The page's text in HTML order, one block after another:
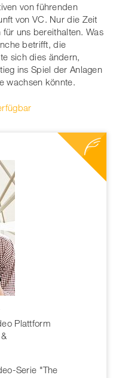
von führenden
von VC. Nur die Zeit
uns bereithalten. Was
betrifft, die
sich dies ändern,
ins Spiel der Anlagen
wachsen könnte.
Plattform
Serie "The